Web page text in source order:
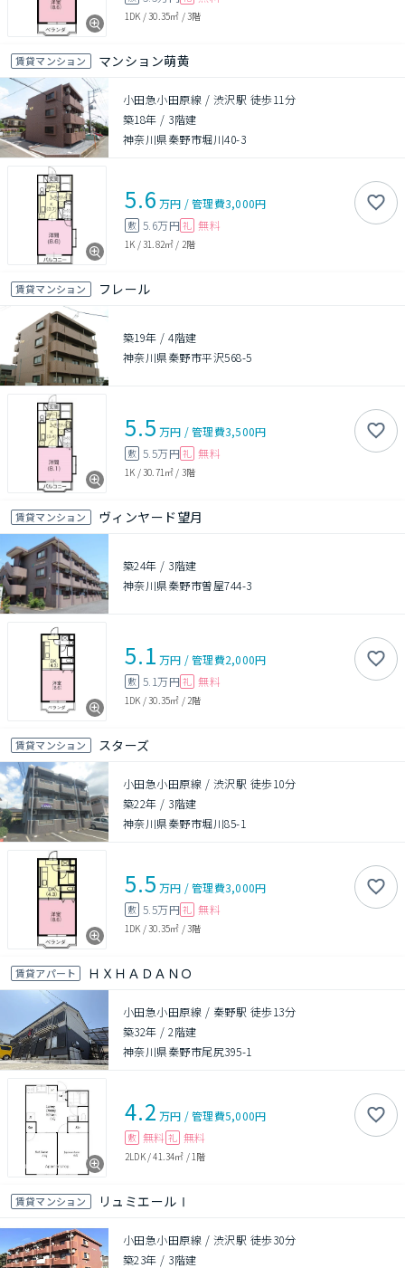
1DK /30.35㎡ /3階
賃貸マンション マンション萌黄
小田急小田原線 / 渋沢駅 徒歩11分
築18年 / 3階建
神奈川県秦野市堀川40-3
5.6 万円 /管理費3,000円
敷 5.6万円 礼 無料
1K /31.82㎡ / 2階
賃貸マンション フレール
築19年 /4階建
神奈川県秦野市平沢568-5
5.5 万円 /管理費3,500円
敷 5.5万円 礼 無料
1K /30.71㎡ / 3階
賃貸マンション ヴィンヤード望月
築24年 / 3階建
神奈川県秦野市曽屋744-3
5.1 万円 /管理費2,000円
敷 5.1万円 礼 無料
1DK /30.35㎡ / 2階
賃貸マンション スターズ
小田急小田原線 / 渋沢駅 徒歩10分
築22年 / 3階建
神奈川県秦野市堀川85-1
5.5 万円 /管理費3,000円
敷 5.5万円 礼 無料
1DK /30.35㎡ /3階
賃貸アパート ＨＸＨＡＤＡＮＯ
小田急小田原線 / 秦野駅 徒歩13分
築32年 /2階建
神奈川県秦野市尾尻395-1
4.2 万円 /管理費5,000円
敷 無料 礼 無料
2LDK/41.34㎡ / 1階
賃貸マンション リュミエールⅠ
小田急小田原線 / 渋沢駅 徒歩30分
築23年 / 3階建